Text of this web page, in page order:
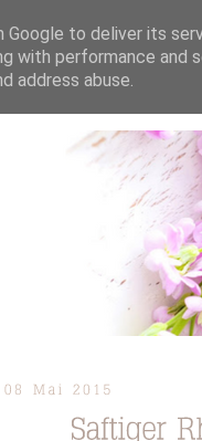
KOOPERATION
to deliver its
with performance
address abuse.